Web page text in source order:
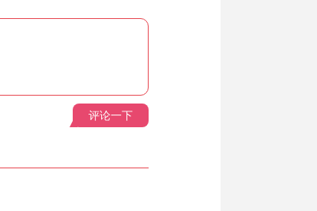
评论一下